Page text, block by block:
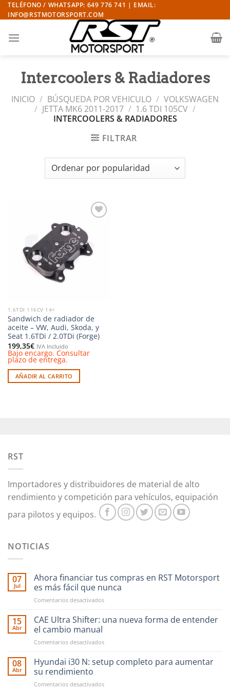
Saltar
al
TELÉFONO / WHATSAPP: 649 776 741 | EMAIL:
INFO@RSTMOTORSPORT.COM
Intercoolers & Radiadores
INICIO / BÚSQUEDA POR VEHICULO / VOLKSWAGEN
/ JETTA MK6 2011-2017 / 1.6 TDI 105CV /
INTERCOOLERS & RADIADORES
FILTRAR
lista de
deseos
1.6TDI 116CV 14<
Sandwich de radiador de
aceite – VW, Audi, Skoda, y
Seat 1.6TDi / 2.0TDi (Forge)
199,35€ IVA Incluido
Bajo encargo. Consultar
plazo de entrega.
AÑADIR AL CARRITO
RST
Importadores y distribuidores de material de alto
rendimiento y competición para vehículos, equipación
para pilotos y equipos.
NOTICIAS
07
Jul
Ahora financiar tus compras en RST Motorsport
es más fácil que nunca
Comentarios desactivadosen
financiar
en
Motorsport
fácil
15
Abr
CAE Ultra Shifter: una nueva forma de entender
el cambio manual
Comentarios desactivadosen
Ultra
Shifter:
nueva
08
Abr
Hyundai i30 N: setup completo para aumentar
su rendimiento
Comentarios desactivadosen